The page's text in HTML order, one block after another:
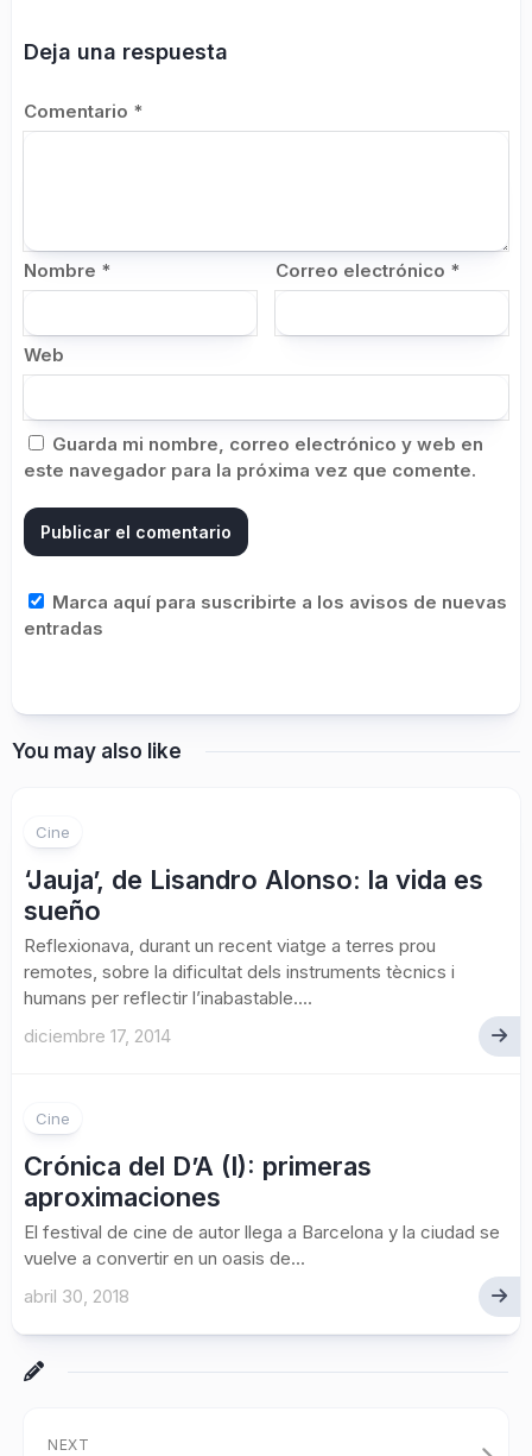
Deja una respuesta
Comentario *
Nombre * Correo electrónico *
Web
Guarda mi nombre, correo electrónico y web en
este navegador para la próxima vez que comente.
Marca aquí para suscribirte a los avisos de nuevas
entradas
You may also like
Cine
‘Jauja’, de Lisandro Alonso: la vida es
sueño
Reflexionava, durant un recent viatge a terres prou
remotes, sobre la dificultat dels instruments tècnics i
humans per reflectir l’inabastable....
diciembre 17, 2014
Cine
Crónica del D’A (I): primeras
aproximaciones
El festival de cine de autor llega a Barcelona y la ciudad se
vuelve a convertir en un oasis de...
abril 30, 2018
NEXT